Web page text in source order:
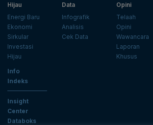
Hijau
Energi Baru
Ekonomi
Sirkular
Investasi
Hijau
Data
Infografik
Analisis
Cek Data
Opini
Telaah
Opini
Wawancara
Laporan
Khusus
Info
Indeks
Insight
Center
Databoks